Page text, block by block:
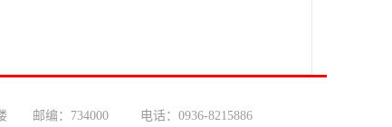
楼 邮编：734000 电话：0936-8215886